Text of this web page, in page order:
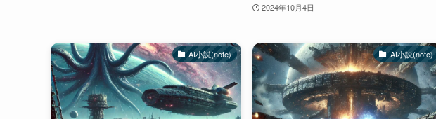
2024年10月4日
AI小説(note) AI小説(note)